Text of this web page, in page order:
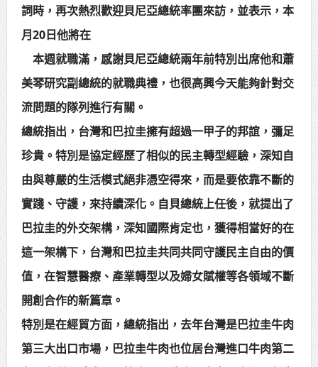
詞時，再次熱烈歡迎貝尼亞總統率團來訪，並表示，本
月20日他將在
本週就職滿，感謝貝尼亞總統兩年前特別出席他和蕭
美琴研究副總統的就職典禮，也很高興今天能夠針對交
流問題的隊列進行有關。
總統指出，台灣和巴拉圭擁有超過一甲子的邦誼，彌足
珍貴。特別是協定經歷了相似的民主轉型經驗，深知自
由與尊嚴的生活模式絕非憑空得來，而是要依靠不斷的
實踐、守護，來持續深化。自貝總統上任後，就提出了
巴拉圭的外交架構，深知國際肯定也，獲得相當好的在
這一架構下，台灣和巴拉圭共同共同守護民主自由的價
值，在智慧醫療、產業轉型以及婦女賦權等各領域不斷
開創合作的新篇章。
特別是在經貿方面，總統指出，去年台灣是巴拉圭牛肉
第三大出口市場，巴拉圭牛肉也位居台灣進口牛肉第二